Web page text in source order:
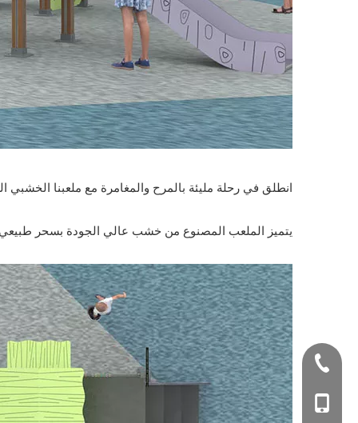
انطلق في رحلة مليئة بالمرح والمغامرة مع ملعبنا الخشبي
يتميز الملعب المصنوع من خشب عالي الجودة بسحر
+86-577-
+86-